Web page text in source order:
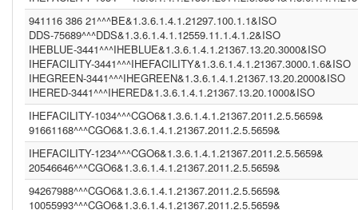
system (1.3.6.1.4.1.12559.11.1.4.1.2)
CGM01 (1.3.6.1.4.1.21367.2011.2.5.5659)
NIST2010-2 (2.16.840.1.113883.3.72.5.9.2)
(1.2.6.7.8)
IHEBLUE~ ()
INFINITTG (1.3.6.1.4.1.21367.2005.13.20.3000)
DDS099 (1.3.6.1.4.1.12559.11.1.4.1.2)
IT (UNKNOWN)
(gevko&1.3.6.1.4.1.21367.2011.2.5.5524&ISO)
ASIP-SANTE-INS-C (1.2.250.1.213.1.4.6)
INA (1.3.6.1.4.1.21367.2005.13.20.2000)
MRZ (1.3.6.1.4.1.12559.11.1.4.1.2)
PIS ()
IHEPAM (1.3.6.1.4.1.12559.11.1.2.2.5)
IM1 (1.3.6.1.4.1.21367.13.20.1000)
(1.3.6.1.4.1.21367.2011.2.5.5524)
941116 386 21^^^BE&1.3.6.1.4.1.21297.100.1.1&ISO
DDS-75689^^^DDS&1.3.6.1.4.1.12559.11.1.4.1.2&ISO
IHEBLUE-3441^^^IHEBLUE&1.3.6.1.4.1.21367.13.20.3000&ISO
IHEFACILITY-3441^^^IHEFACILITY&1.3.6.1.4.1.21367.3000.1.6&ISO
IHEGREEN-3441^^^IHEGREEN&1.3.6.1.4.1.21367.13.20.2000&ISO
IHERED-3441^^^IHERED&1.3.6.1.4.1.21367.13.20.1000&ISO
IHEFACILITY-1034^^^CGO6&1.3.6.1.4.1.21367.2011.2.5.5659&
91661168^^^CGO6&1.3.6.1.4.1.21367.2011.2.5.5659&
IHEFACILITY-1234^^^CGO6&1.3.6.1.4.1.21367.2011.2.5.5659&
20546646^^^CGO6&1.3.6.1.4.1.21367.2011.2.5.5659&
94267988^^^CGO6&1.3.6.1.4.1.21367.2011.2.5.5659&
10055993^^^CGO6&1.3.6.1.4.1.21367.2011.2.5.5659&